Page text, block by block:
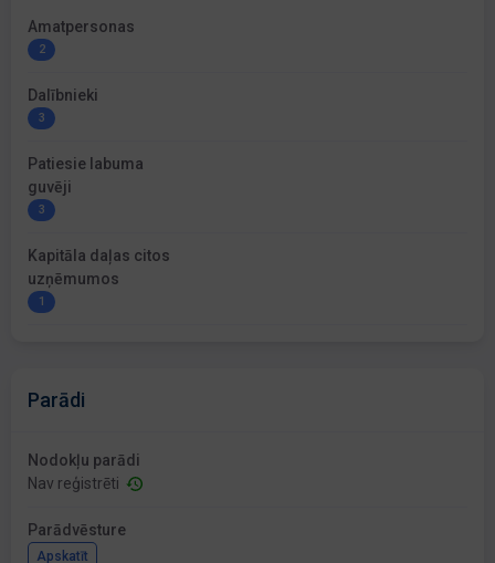
Amatpersonas
2
Dalībnieki
3
Patiesie labuma
guvēji
3
Kapitāla daļas citos
uzņēmumos
1
Parādi
Nodokļu parādi
Nav reģistrēti
Parādvēsture
Apskatīt